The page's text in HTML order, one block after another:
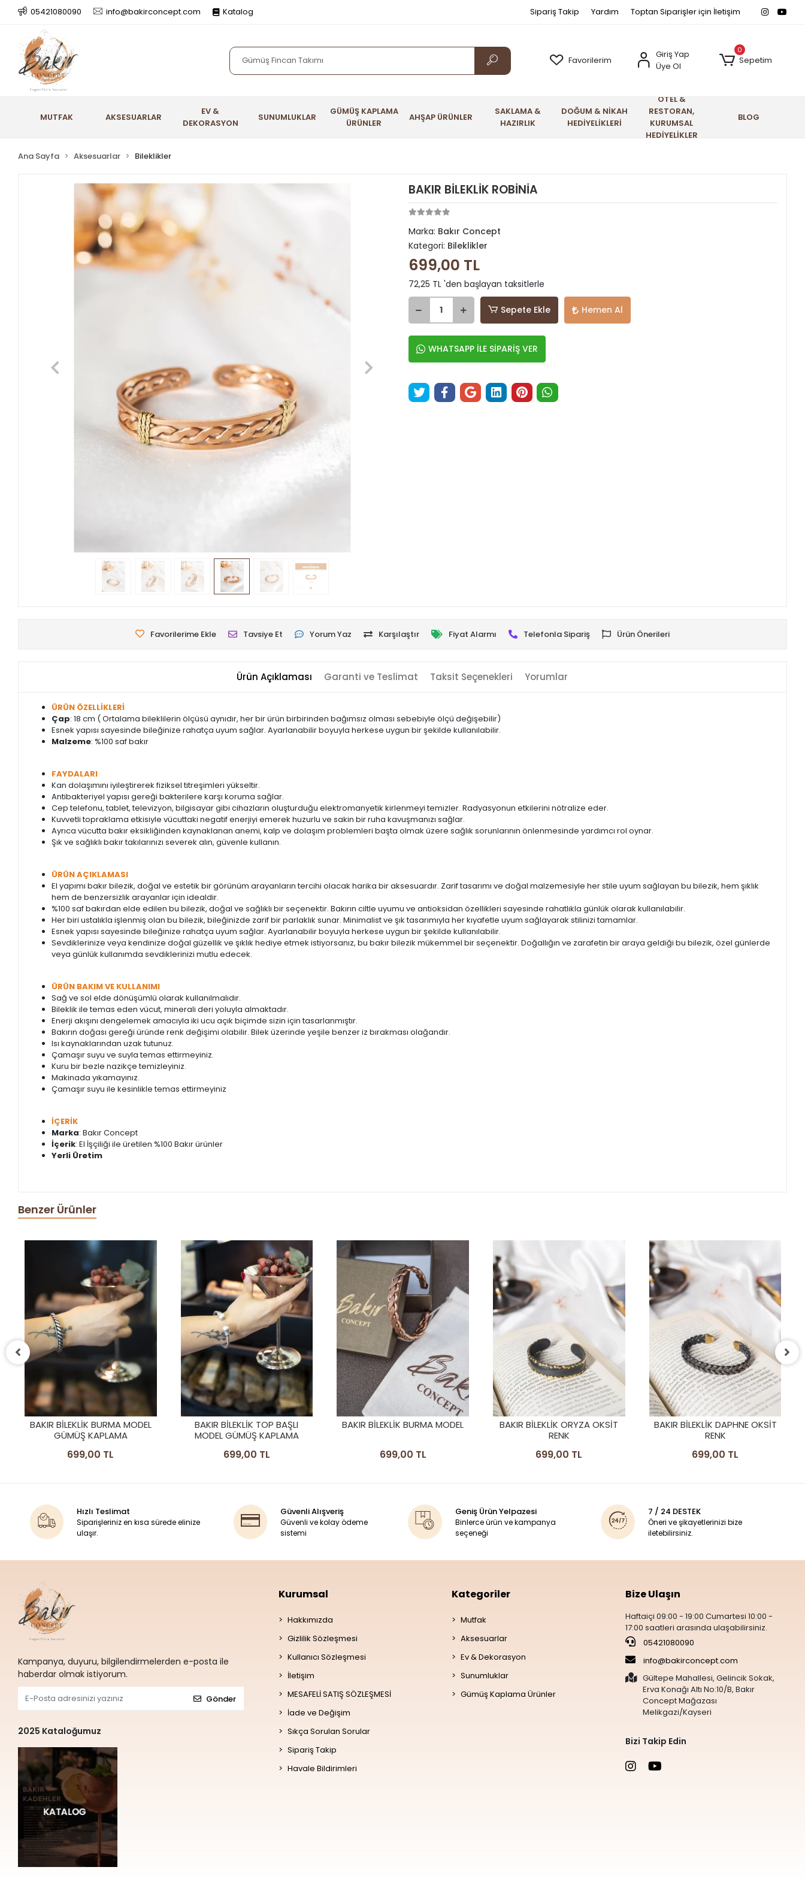
05421080090 info@bakirconcept.com Katalog Sipariş Takip Yardım Toptan Siparişler için İletişim
Favorilerim
Giriş Yap
Üye Ol
0
Sepetim
MUTFAK AKSESUARLAR
EV &
DEKORASYON
SUNUMLUKLAR
GÜMÜŞ KAPLAMA
ÜRÜNLER
AHŞAP ÜRÜNLER
SAKLAMA &
HAZIRLIK
DOĞUM & NİKAH
HEDİYELİKLERİ
OTEL &
RESTORAN,
KURUMSAL
HEDİYELİKLER
BLOG
Ana Sayfa Aksesuarlar Bileklikler
BAKIR BİLEKLİK ROBİNİA
Marka: Bakır Concept
Kategori: Bileklikler
699,00 TL
72,25 TL 'den başlayan taksitlerle
Sepete Ekle Hemen Al
WHATSAPP İLE SİPARİŞ VER
Favorilerime Ekle Tavsiye Et Yorum Yaz Karşılaştır Fiyat Alarmı Telefonla Sipariş Ürün Önerileri
Ürün Açıklaması Garanti ve Teslimat Taksit Seçenekleri Yorumlar
ÜRÜN ÖZELLİKLERİ
Çap: 18 cm ( Ortalama bileklilerin ölçüsü aynıdır, her bir ürün birbirinden bağımsız olması sebebiyle ölçü değişebilir)
Esnek yapısı sayesinde bileğinize rahatça uyum sağlar. Ayarlanabilir boyuyla herkese uygun bir şekilde kullanılabilir.
Malzeme: %100 saf bakır
FAYDALARI
Kan dolaşımını iyileştirerek fiziksel titreşimleri yükseltir.
Antibakteriyel yapısı gereği bakterilere karşı koruma sağlar.
Cep telefonu, tablet, televizyon, bilgisayar gibi cihazların oluşturduğu elektromanyetik kirlenmeyi temizler. Radyasyonun etkilerini nötralize eder.
Kuvvetli topraklama etkisiyle vücuttaki negatif enerjiyi emerek huzurlu ve sakin bir ruha kavuşmanızı sağlar.
Ayrıca vücutta bakır eksikliğinden kaynaklanan anemi, kalp ve dolaşım problemleri başta olmak üzere sağlık sorunlarının önlenmesinde yardımcı rol oynar.
Şık ve sağlıklı bakır takılarınızı severek alın, güvenle kullanın.
ÜRÜN AÇIKLAMASI
El yapımı bakır bilezik, doğal ve estetik bir görünüm arayanların tercihi olacak harika bir aksesuardır. Zarif tasarımı ve doğal malzemesiyle her stile uyum sağlayan bu bilezik, hem şıklık
hem de benzersizlik arayanlar için idealdir.
%100 saf bakırdan elde edilen bu bilezik, doğal ve sağlıklı bir seçenektir. Bakırın ciltle uyumu ve antioksidan özellikleri sayesinde rahatlıkla günlük olarak kullanılabilir.
Her biri ustalıkla işlenmiş olan bu bilezik, bileğinizde zarif bir parlaklık sunar. Minimalist ve şık tasarımıyla her kıyafetle uyum sağlayarak stilinizi tamamlar.
Esnek yapısı sayesinde bileğinize rahatça uyum sağlar. Ayarlanabilir boyuyla herkese uygun bir şekilde kullanılabilir.
Sevdiklerinize veya kendinize doğal güzellik ve şıklık hediye etmek istiyorsanız, bu bakır bilezik mükemmel bir seçenektir. Doğallığın ve zarafetin bir araya geldiği bu bilezik, özel günlerde
veya günlük kullanımda sevdiklerinizi mutlu edecek.
ÜRÜN BAKIM VE KULLANIMI
Sağ ve sol elde dönüşümlü olarak kullanılmalıdır.
Bileklik ile temas eden vücut, minerali deri yoluyla almaktadır.
Enerji akışını dengelemek amacıyla iki ucu açık biçimde sizin için tasarlanmıştır.
Bakırın doğası gereği üründe renk değişimi olabilir. Bilek üzerinde yeşile benzer iz bırakması olağandır.
Isı kaynaklarından uzak tutunuz.
Çamaşır suyu ve suyla temas ettirmeyiniz.
Kuru bir bezle nazikçe temizleyiniz.
Makinada yıkamayınız.
Çamaşır suyu ile kesinlikle temas ettirmeyiniz
İÇERİK
Marka: Bakır Concept
İçerik: El İşçiliği ile üretilen %100 Bakır ürünler
Yerli Üretim
Benzer Ürünler
BAKIR BILEKLIK TOP BAŞLI
MODEL GÜMÜŞ KAPLAMA
699,00 TL
BAKIR BİLEKLİK BURMA MODEL
699,00 TL
BAKIR BİLEKLİK ORYZA OKSİT
699,00 TL
BAKIR BILEKLIK DAPHNE OKSIT
RENK
699,00 TL
BAKIR BILEKLIK AVENA OKSIT
RENK
699,00 TL
Hızlı Teslimat
Siparişleriniz en kısa sürede elinize
ulaşır.
Güvenli Alışveriş
Güvenli ve kolay ödeme
sistemi
Geniş Ürün Yelpazesi
Binlerce ürün ve kampanya
seçeneği
7 / 24 DESTEK
Öneri ve şikayetlerinizi bize
iletebilirsiniz.
Kampanya, duyuru, bilgilendirmelerden e-posta ile
haberdar olmak istiyorum.
Gönder
2025 Kataloğumuz
Kurumsal
Hakkımızda
Gizlilik Sözleşmesi
Kullanıcı Sözleşmesi
İletişim
MESAFELİ SATIŞ SÖZLEŞMESİ
İade ve Değişim
Sıkça Sorulan Sorular
Sipariş Takip
Havale Bildirimleri
Kategoriler
Mutfak
Aksesuarlar
Ev & Dekorasyon
Sunumluklar
Gümüş Kaplama Ürünler
Bize Ulaşın
Haftaiçi 09:00 - 19:00 Cumartesi 10:00 -
17:00 saatleri arasında ulaşabilirsiniz.
05421080090
info@bakirconcept.com
Gültepe Mahallesi, Gelincik Sokak,
Erva Konağı Altı No:10/B, Bakır
Concept Mağazası
Melikgazi/Kayseri
Bizi Takip Edin